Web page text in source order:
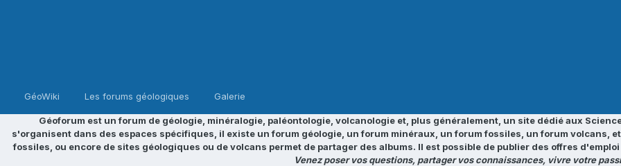
GéoWiki Les forums géologiques Galerie
Géoforum est un forum de géologie, minéralogie, paléontologie, volcanologie et, plus généralement, un site dédié aux
s'organisent dans des espaces spécifiques, il existe un forum géologie, un forum minéraux, un forum fossiles, un forum volcans,
fossiles, ou encore de sites géologiques ou de volcans permet de partager des albums. Il est possible de publier des offres
Venez poser vos questions, partager vos connaissances, vivre votre